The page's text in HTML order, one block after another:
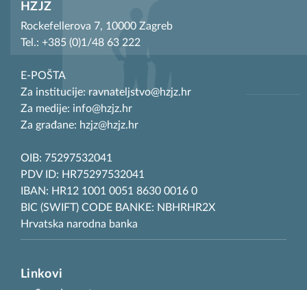
HZJZ
Rockefellerova 7, 10000 Zagreb
Tel.: +385 (0)1/48 63 222
E-POŠTA
Za institucije: ravnateljstvo@hzjz.hr
Za medije: info@hzjz.hr
Za građane: hzjz@hzjz.hr
OIB: 75297532041
PDV ID: HR75297532041
IBAN: HR12 1001 0051 8630 0016 0
BIC (SWIFT) CODE BANKE: NBHRHR2X
Hrvatska narodna banka
Linkovi